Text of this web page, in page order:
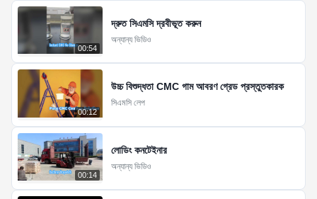
00:54
দ্রুত সিএমসি দ্রবীভূত করুন
অন্যান্য ভিডিও
00:12
উচ্চ বিশুদ্ধতা CMC গাম আবরণ গ্রেড প্রস্তুতকারক
সিএমসি লেপ
00:14
লোডিং কনটেইনার
অন্যান্য ভিডিও